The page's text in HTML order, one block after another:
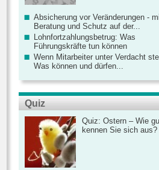
Absicherung vor Veränderungen -
Beratung und Schutz auf der...
Lohnfortzahlungsbetrug: Was
Führungskräfte tun können
Wenn Mitarbeiter unter Verdacht
Was können und dürfen...
Quiz
Quiz: Ostern – Wie
kennen Sie sich aus?